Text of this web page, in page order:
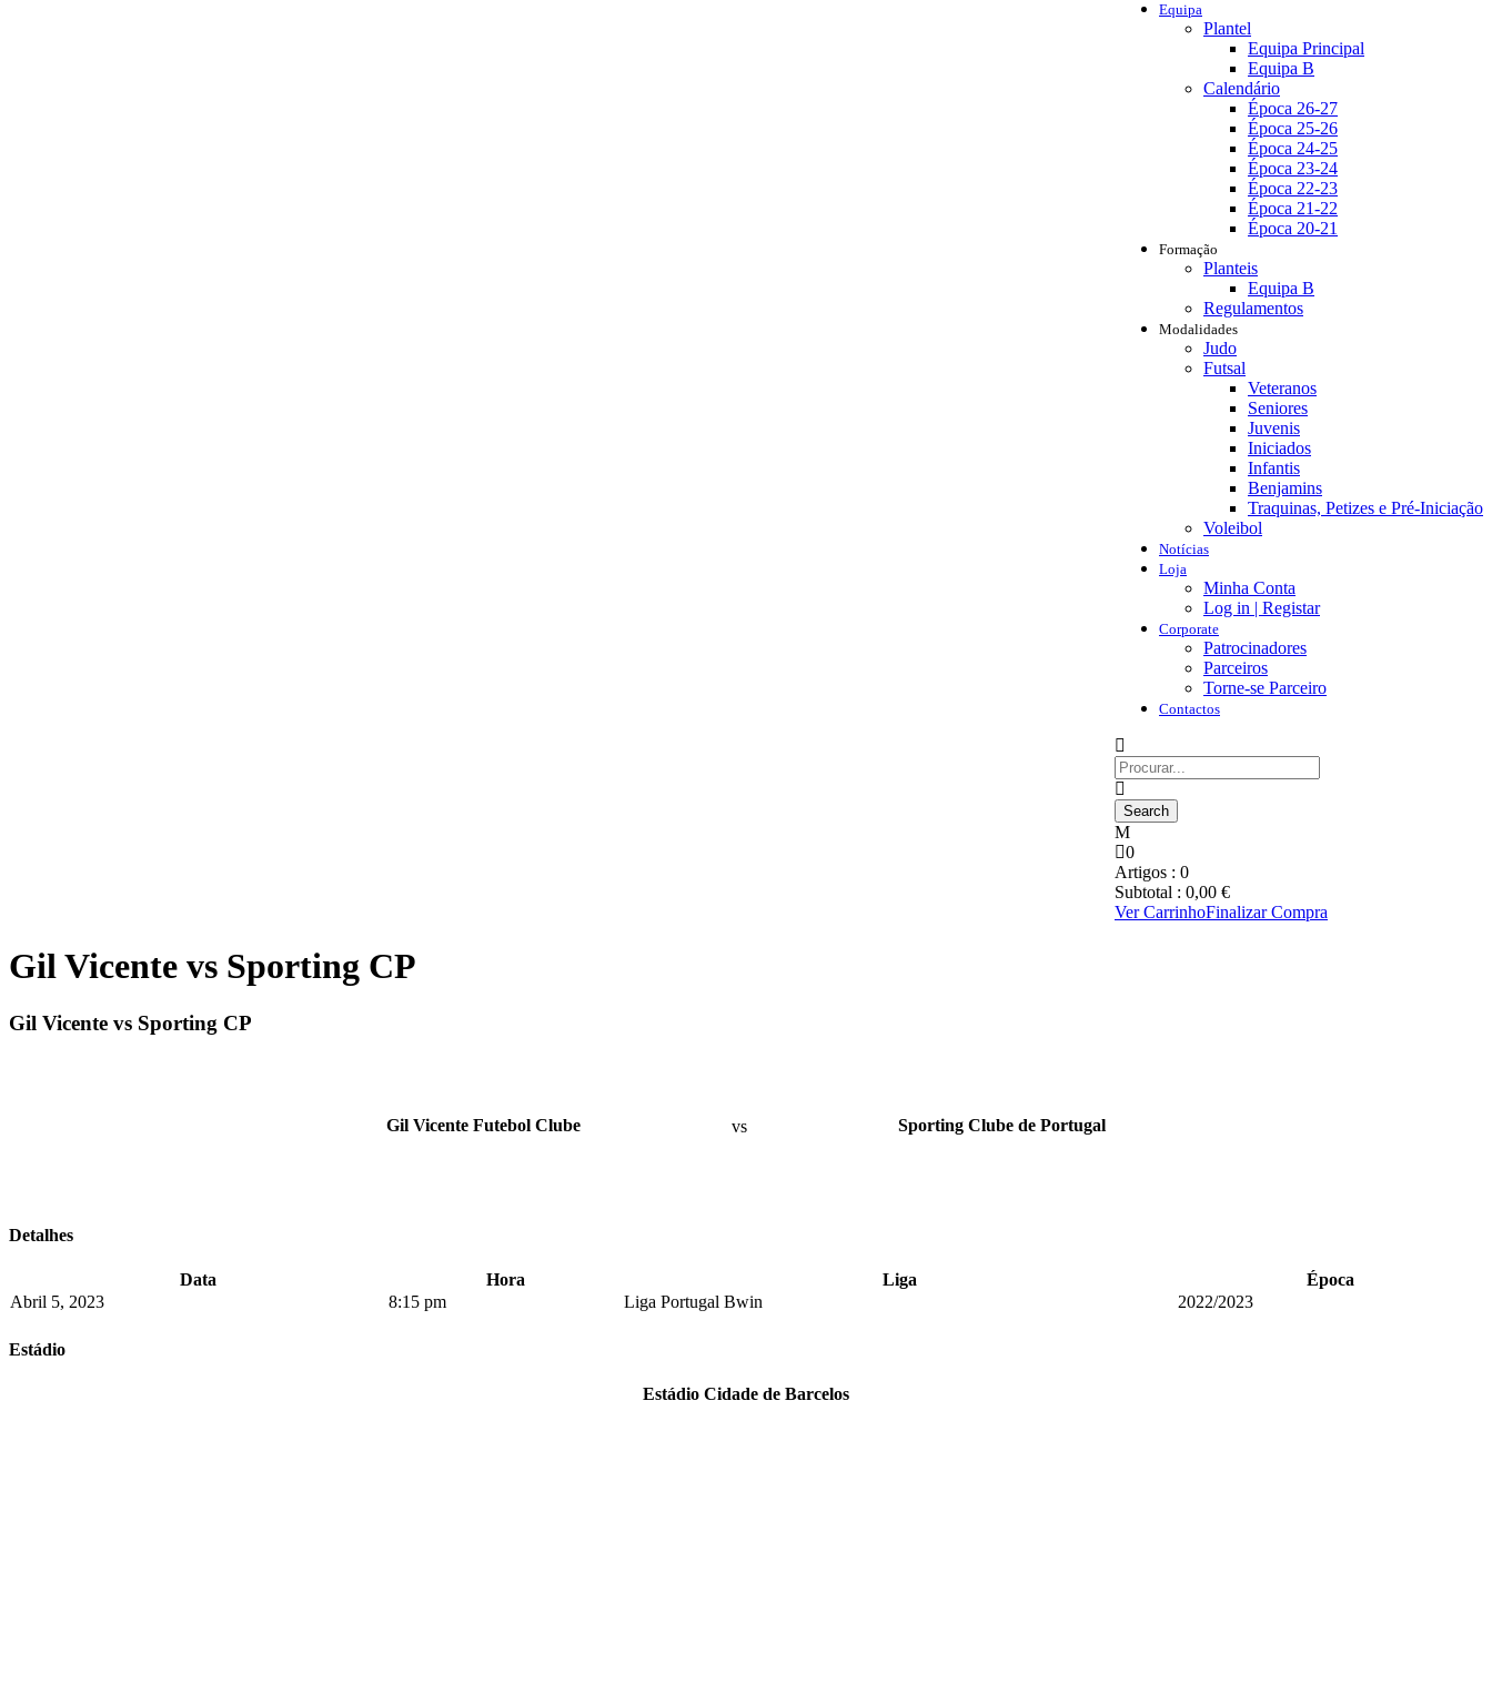
Equipa
Plantel
Equipa Principal
Equipa B
Calendário
Época 26-27
Época 25-26
Época 24-25
Época 23-24
Época 22-23
Época 21-22
Época 20-21
Formação
Planteis
Equipa B
Regulamentos
Modalidades
Judo
Futsal
Veteranos
Seniores
Juvenis
Iniciados
Infantis
Benjamins
Traquinas, Petizes e Pré-Iniciação
Voleibol
Notícias
Loja
Minha Conta
Log in | Registar
Corporate
Patrocinadores
Parceiros
Torne-se Parceiro
Contactos
0
Artigos : 0
Subtotal : 0,00 €
Ver CarrinhoFinalizar Compra
Gil Vicente vs Sporting CP
Gil Vicente vs Sporting CP
Gil Vicente Futebol Clube vs Sporting Clube de Portugal
Detalhes
Data Hora Liga
Época
Abril 5, 2023
8:15 pm Liga Portugal Bwin 2022/2023
Estádio
Estádio Cidade de Barcelos